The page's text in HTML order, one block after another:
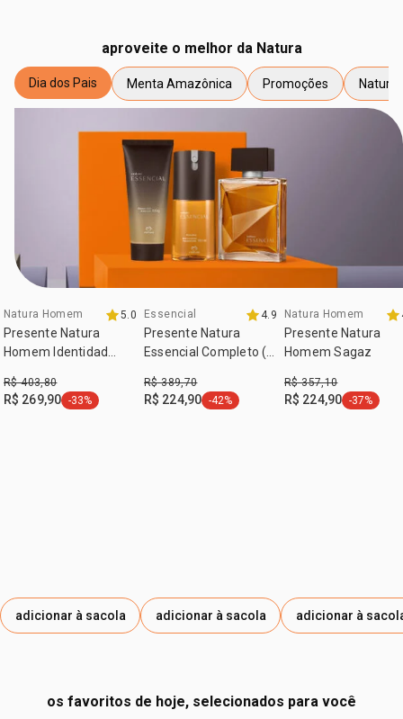
aproveite o melhor da Natura
etiqueta Dia dos Pais
Dia dos Pais
etiqueta Menta Amazônica
Menta Amazônica
etiqueta Promoções
Promoções Natura
Natura Homem 5.0
Presente Natura
Homem Identidad
R$ 403,80
R$ 269,90 etiqueta -33%
-33%
adicionar à sacola
Essencial 4.9
Presente Natura
Essencial Completo (3
R$ 389,70
R$ 224,90 etiqueta -42%
-42%
adicionar à sacola
Natura Homem
Presente Natura
Homem Sagaz
R$ 357,10
R$ 224,90 etiqueta -
-37%
adicionar à
os favoritos de hoje, selecionados para você